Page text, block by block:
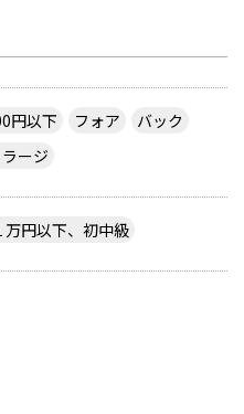
円以下 フォア
バック
ージ
万円以下、初中級